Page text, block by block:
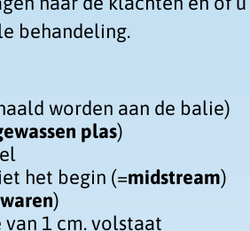
behandeling.
worden aan de balie)
plas)
het begin (=midstream)
)
1 cm. volstaat